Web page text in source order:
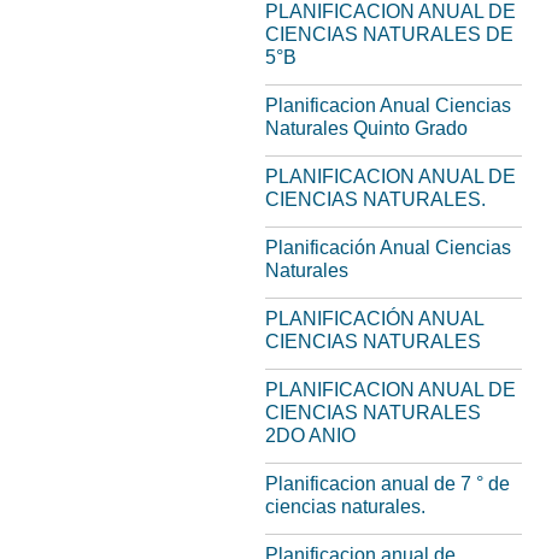
PLANIFICACION ANUAL DE
CIENCIAS NATURALES DE
5°B
Planificacion Anual Ciencias
Naturales Quinto Grado
PLANIFICACION ANUAL DE
CIENCIAS NATURALES.
Planificación Anual Ciencias
Naturales
PLANIFICACIÓN ANUAL
CIENCIAS NATURALES
PLANIFICACION ANUAL DE
CIENCIAS NATURALES
2DO ANIO
Planificacion anual de 7 ° de
ciencias naturales.
Planificacion anual de